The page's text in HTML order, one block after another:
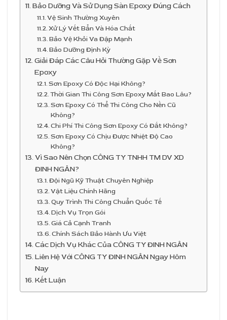
Bảo Dưỡng Và Sử Dụng Sàn Epoxy Đúng Cách
Vệ Sinh Thường Xuyên
Xử Lý Vết Bẩn Và Hóa Chất
Bảo Vệ Khỏi Va Đập Mạnh
Bảo Dưỡng Định Kỳ
Giải Đáp Các Câu Hỏi Thường Gặp Về Sơn
Epoxy
Sơn Epoxy Có Độc Hại Không?
Thời Gian Thi Công Sơn Epoxy Mất Bao Lâu?
Sơn Epoxy Có Thể Thi Công Cho Nền Cũ
Không?
Chi Phí Thi Công Sơn Epoxy Có Đắt Không?
Sơn Epoxy Có Chịu Được Nhiệt Độ Cao
Không?
Vì Sao Nên Chọn CÔNG TY TNHH TM DV XD
ĐINH NGÂN?
Đội Ngũ Kỹ Thuật Chuyên Nghiệp
Vật Liệu Chính Hãng
Quy Trình Thi Công Chuẩn Quốc Tế
Dịch Vụ Trọn Gói
Giá Cả Cạnh Tranh
Chính Sách Bảo Hành Ưu Việt
Các Dịch Vụ Khác Của CÔNG TY ĐINH NGÂN
Liên Hệ Với CÔNG TY ĐINH NGÂN Ngay Hôm
Nay
Kết Luận